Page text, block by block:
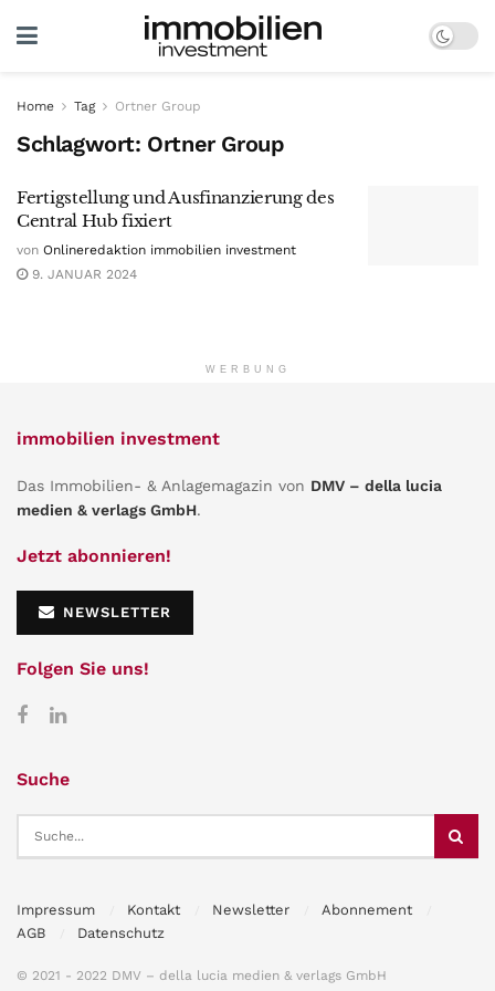
Home Tag Ortner Group
Schlagwort: Ortner Group
Fertigstellung und Ausfinanzierung des
Central Hub fixiert
von Onlineredaktion immobilien investment
9. JANUAR 2024
WERBUNG
immobilien investment
Das Immobilien- & Anlagemagazin von DMV – della lucia
medien & verlags GmbH.
Jetzt abonnieren!
NEWSLETTER
Folgen Sie uns!
Suche
Impressum Kontakt Newsletter
Abonnement
AGB
Datenschutz
© 2021 - 2022 DMV – della lucia medien & verlags GmbH